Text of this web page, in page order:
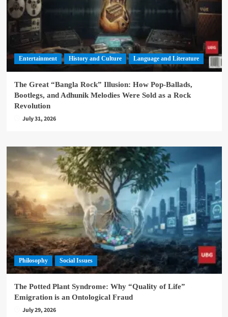
Entertainment History and Culture Language and Literature
The Great “Bangla Rock” Illusion: How Pop-Ballads,
Bootlegs, and Adhunik Melodies Were Sold as a Rock
Revolution
July 31, 2026
Philosophy Social Issues
The Potted Plant Syndrome: Why “Quality of Life”
Emigration is an Ontological Fraud
July 29, 2026